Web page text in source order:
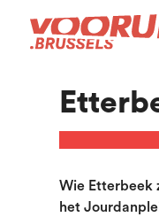
Wie Etterbeek
het